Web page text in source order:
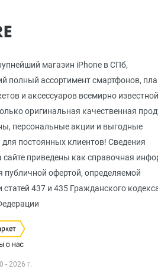
iPhone
iPhone
iPhone
магазин iPhone в СПб,
полный ассортимент смартфонов,
и аксессуаров всемирно
оригинальная качественная
персональные акции и выгодные
постоянных клиентов! Сведения
сайте приведены как справочная
публичной офертой, определяемой
437 и 435 Гражданского
- 2026 г.